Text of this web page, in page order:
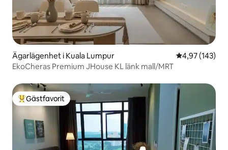
Ägarlägenhet i Kuala Lumpur 4,97 av 5 i
4,97 (143)
EkoCheras Premium JHouse KL länk mall/MRT
Populär gästfavorit
Gästfavorit